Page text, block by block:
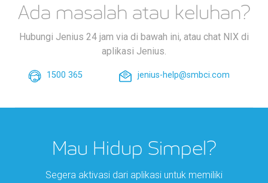
Ada masalah atau keluhan?
Hubungi Jenius 24 jam via di bawah ini, atau chat NIX di
aplikasi Jenius.
1500 365 jenius-help@smbci.com
Mau Hidup Simpel?
Segera aktivasi dari aplikasi untuk memiliki